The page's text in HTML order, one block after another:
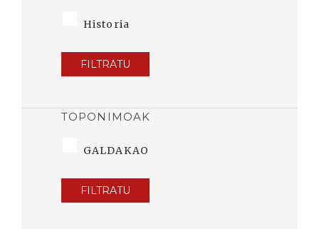
Historia
FILTRATU
TOPONIMOAK
GALDAKAO
FILTRATU